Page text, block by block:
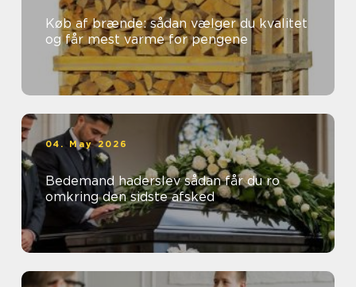
Køb af brænde: sådan vælger du kvalitet
og får mest varme for pengene
04. May 2026
Bedemand haderslev sådan får du ro
omkring den sidste afsked